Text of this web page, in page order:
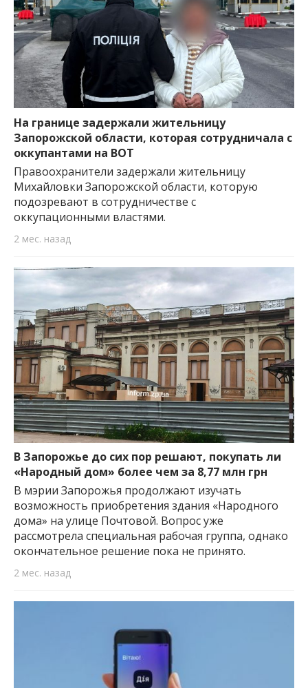
На границе задержали жительницу
Запорожской области, которая сотрудничала с
оккупантами на ВОТ
Правоохранители задержали жительницу
Михайловки Запорожской области, которую
подозревают в сотрудничестве с
оккупационными властями.
2 мес. назад
В Запорожье до сих пор решают, покупать ли
«Народный дом» более чем за 8,77 млн грн
В мэрии Запорожья продолжают изучать
возможность приобретения здания «Народного
дома» на улице Почтовой. Вопрос уже
рассмотрела специальная рабочая группа, однако
окончательное решение пока не принято.
2 мес. назад